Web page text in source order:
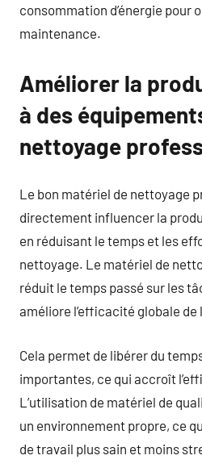
consommation d’énergie pour
maintenance.
Améliorer la
à des
nettoyage
Le bon matériel de nettoyage
directement influencer la
en réduisant le temps et les
nettoyage. Le matériel de
réduit le temps passé sur les
améliore l’efficacité globale de
Cela permet de libérer du
importantes, ce qui accroît
L’utilisation de matériel de
un environnement propre, ce
de travail plus sain et moins